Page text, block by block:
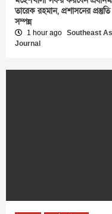
তারেক রহমান, প্রশাসনের প্রস্তুতি
সম্পন্ন
1 hour ago Southeast
Journal